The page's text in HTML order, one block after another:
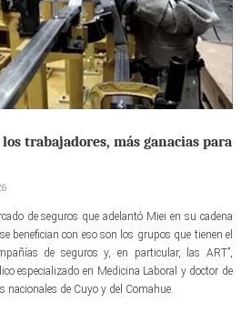
trabajadores, más ganacias para
de seguros que adelantó Miei en su cadena
benefician con eso son los grupos que tienen el
de seguros y, en particular, las ART”,
especializado en Medicina Laboral y doctor de
nacionales de Cuyo y del Comahue.